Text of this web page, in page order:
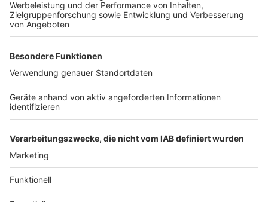
Gourmets und Gourmüsen. Für alle von euch, die
wissen, dass Kardamom ein Gewürz ist und kein
Ersatzteil fürs Auto. Das ist "Foodtainment" der
Extraklasse. Feinste Küche, die man überall genießen
oder wie Nelson es sagt: "Macht nix, wenn's
schmeckt!"
Nelson Müller live erleben? Hier gibt esInfos zu den
Anzeige